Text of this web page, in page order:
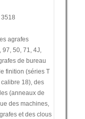
agrafes
97, 50, 71, 4J,
de bureau
finition (séries T
18), des
(anneaux de
des machines,
et des clous